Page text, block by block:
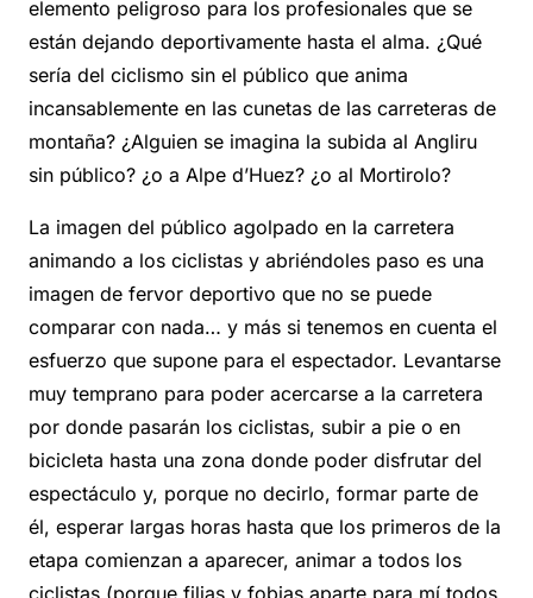
elemento peligroso para los profesionales que se
están dejando deportivamente hasta el alma. ¿Qué
sería del ciclismo sin el público que anima
incansablemente en las cunetas de las carreteras de
montaña? ¿Alguien se imagina la subida al Angliru
sin público? ¿o a Alpe d’Huez? ¿o al Mortirolo?
La imagen del público agolpado en la carretera
animando a los ciclistas y abriéndoles paso es una
imagen de fervor deportivo que no se puede
comparar con nada… y más si tenemos en cuenta el
esfuerzo que supone para el espectador. Levantarse
muy temprano para poder acercarse a la carretera
por donde pasarán los ciclistas, subir a pie o en
bicicleta hasta una zona donde poder disfrutar del
espectáculo y, porque no decirlo, formar parte de
él, esperar largas horas hasta que los primeros de la
etapa comienzan a aparecer, animar a todos los
ciclistas (porque filias y fobias aparte para mí todos